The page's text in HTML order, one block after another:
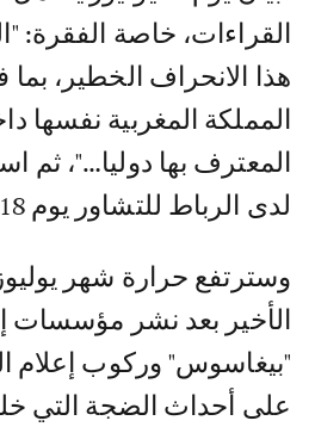
القراءات، خاصة الفقرة:
هذا الانحراف الخطير،
المملكة المغربية نفسها
المعترف بها دوليا…"، ثم
لدى الرباط للتشاور يوم 18 يوليوز..
وسترتفع حرارة شهر
الأخير بعد نشر مؤسسات
"بيغاسوس" وركوب إعلام
على أحداث الضجة التي